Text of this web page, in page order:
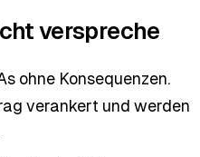
verspreche
ohne Konsequenzen.
verankert und werden